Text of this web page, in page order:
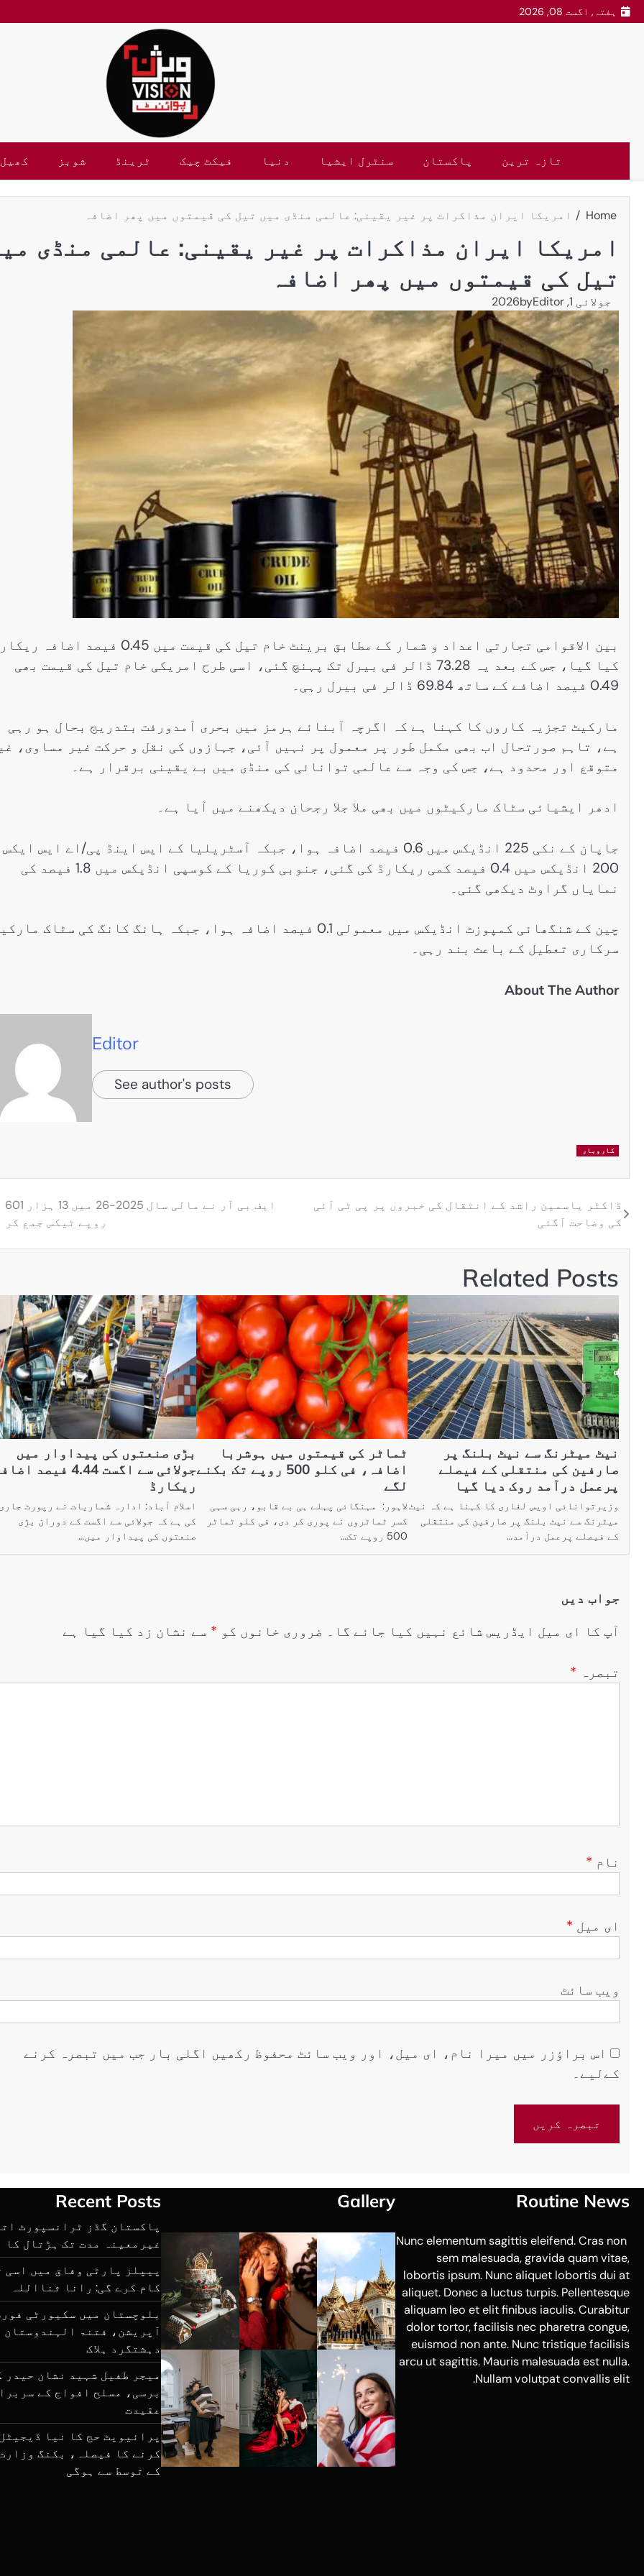
ہفتہ, اگست 08, 2026
تازہ ترین پاکستان سنٹرل ایشیا دنیا فیکٹ چیک ٹرینڈ شوبز کھیل
Home امریکا ایران مذاکرات پر غیر یقینی: عالمی منڈی میں تیل کی قیمتوں میں پھر اضافہ
امریکا ایران مذاکرات پر غیر یقینی: عالمی منڈی
تیل کی قیمتوں میں پھر اضافہ
جولائی 1, 2026 byEditor
بین الاقوامی تجارتی اعداد و شمار کے مطابق برینٹ خام تیل کی قیمت میں 0.45 فیصد
کیا گیا، جس کے بعد یہ 73.28 ڈالر فی بیرل تک پہنچ گئی، اسی طرح امریکی خام تیل کی قیمت بھی
0.49 فیصد اضافے کے ساتھ 69.84 ڈالر فی بیرل رہی۔
مارکیٹ تجزیہ کاروں کا کہنا ہے کہ اگرچہ آبنائے ہرمز میں بحری آمدورفت بتدریج بحال ہو رہی
ہے، تاہم صورتحال اب بھی مکمل طور پر معمول پر نہیں آئی، جہازوں کی نقل و حرکت غیر مساوی،
متوقع اور محدود ہے، جس کی وجہ سے عالمی توانائی کی منڈی میں بے یقینی برقرار ہے۔
ادھر ایشیائی سٹاک مارکیٹوں میں بھی ملا جلا رجحان دیکھنے میں آیا ہے۔
جاپان کے نکی 225 انڈیکس میں 0.6 فیصد اضافہ ہوا، جبکہ آسٹریلیا کے ایس اینڈ پی/اے ایس ایکس
200 انڈیکس میں 0.4 فیصد کمی ریکارڈ کی گئی، جنوبی کوریا کے کوسپی انڈیکس میں 1.8 فیصد کی
نمایاں گراوٹ دیکھی گئی۔
چین کے شنگھائی کمپوزٹ انڈیکس میں معمولی 0.1 فیصد اضافہ ہوا، جبکہ ہانگ کانگ کی سٹاک
سرکاری تعطیل کے باعث بند رہی۔
About The Author
Editor
See author's posts
کاروبار
ڈاکٹر یاسمین راشد کے انتقال کی خبروں پر پی ٹی آئی
کی وضاحت آگئی
روپے ٹیکس جمع کر
Related Posts
نیٹ میٹرنگ سے نیٹ بلنگ پر
صارفین کی منتقلی کے فیصلے
پرعمل درآمد روک دیا گیا
وزیرتوانائی اویس لغاری کا کہنا ہے کہ نیٹ
میٹرنگ سے نیٹ بلنگ پر صارفین کی منتقلی
کے فیصلے پرعمل درآمد…
ٹماٹر کی قیمتوں میں ہوشربا
اضافہ، فی کلو 500 روپے تک بکنے
لگے
لاہور: مہنگائی پہلے ہی بے قابو، رہی سہی
کسر ٹماٹروں نے پوری کر دی، فی کلو ٹماٹر
500 روپے تک…
بڑی صنعتوں کی پیداوار میں
جولائی سے اگست 4.44 فیصد
ریکارڈ
اسلام آباد: ادارہ شماریات نے رپورٹ جاری
کی ہے کہ جولائی سے اگست کے دوران بڑی
صنعتوں کی پیداوار میں…
جواب دیں
آپ کا ای میل ایڈریس شائع نہیں کیا جائے گا۔ ضروری خانوں کو * سے نشان زد کیا گیا ہے
تبصرہ *
نام *
ای میل *
ویب‌ سائٹ
اس براؤزر میں میرا نام، ای میل، اور ویب سائٹ محفوظ رکھیں اگلی بار جب میں تبصرہ کرنے
کےلیے۔
سنٹرل ایشیا
پاکستان تاجکستان
ٹرانزٹ اور علاقائی روابط
بڑھانے پر اتفاق
Editor اپریل 29, 2026
سنٹرل ایشیا
اورتاجکستان کے درمیان
تجارت،سرمایہ کاری
اورعلاقائی روابط بڑھانے
اتفاق
Routine News
Nunc elementum sagittis eleifend. Cras non
sem malesuada, gravida quam vitae,
lobortis ipsum. Nunc aliquet lobortis dui at
aliquet. Donec a luctus turpis. Pellentesque
aliquam leo et elit finibus iaculis. Curabitur
dolor tortor, facilisis nec pharetra congue,
euismod non ante. Nunc tristique facilisis
arcu ut sagittis. Mauris malesuada est nulla.
Nullam volutpat convallis elit.
Gallery
Recent Posts
پاکستان گڈز ٹرانسپورٹ
غیرمعینہ مدت تک ہڑتال کا
پیپلز پارٹی وفاق میں اسی
کام کرے گی: رانا ثنااللہ
بلوچستان میں سکیورٹی
دہشتگرد ہلاک
برسی، مسلح افواج کے
عقیدت
پرائیویٹ حج کا نیا
کرنے کا فیصلہ، بکنگ
کے توسط سے ہوگی